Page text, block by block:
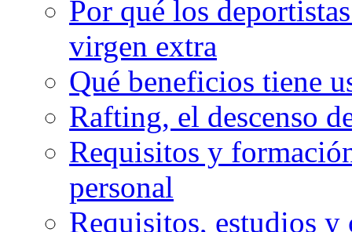
Por qué los
virgen extra
Qué beneficios tiene
Rafting, el descenso
Requisitos y
personal
Requisitos, estudios y